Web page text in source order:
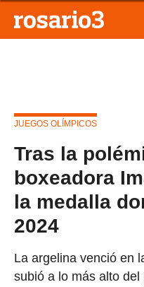
JUEGOS OLÍMPICOS
Tras la
boxeadora
la medalla
2024
La argelina venció en
subió a lo más alto